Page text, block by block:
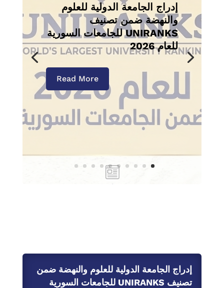
إدراج الجامعة الدولية للعلوم
والنهضة ضمن تصنيف
UNIRANKS للجامعات السورية
للعام 2026
Read More
إدراج الجامعة الدولية للعلوم والنهضة ضمن
تصنيف UNIRANKS للجامعات السورية